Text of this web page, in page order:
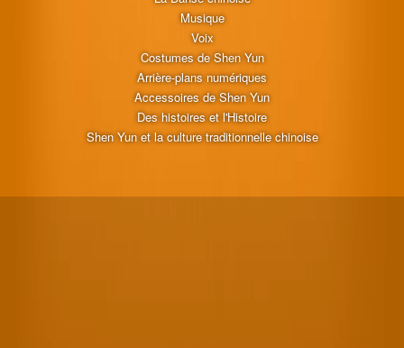
Musique
Voix
Costumes de Shen Yun
Arrière-plans numériques
Accessoires de Shen Yun
Des histoires et l'Histoire
Shen Yun et la culture traditionnelle chinoise